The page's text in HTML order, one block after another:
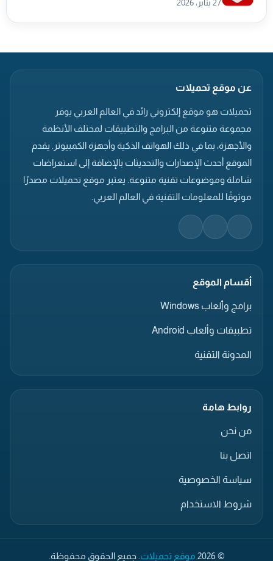
27 يناير، 2026
عن موقع تحميلات
تحميلات هو موقع إلكتروني رائد في العالم العربي يوفر
مجموعة متنوعة من البرامج والتطبيقات لمختلف الأنظمة
والأجهزة، بما في ذلك الهواتف الذكية وأجهزة الكمبيوتر. يقدم
الموقع أحدث الإصدارات والتحديثات بالإضافة إلى استعراضات
شاملة وموضوعات تقنية متنوعة. يعتبر موقع تحميلات مصدرًا
موثوقًا للمعلومات التقنية في العالم العربي.
أقسام الموقع
برامج وألعاب Windows
تطبيقات وألعاب Android
المدونة التقنية
روابط هامة
من نحن
اتصل بنا
سياسة الخصوصية
شروط الاستخدام
© 2026 موقع تحميلات . جميع الحقوق محفوظة.